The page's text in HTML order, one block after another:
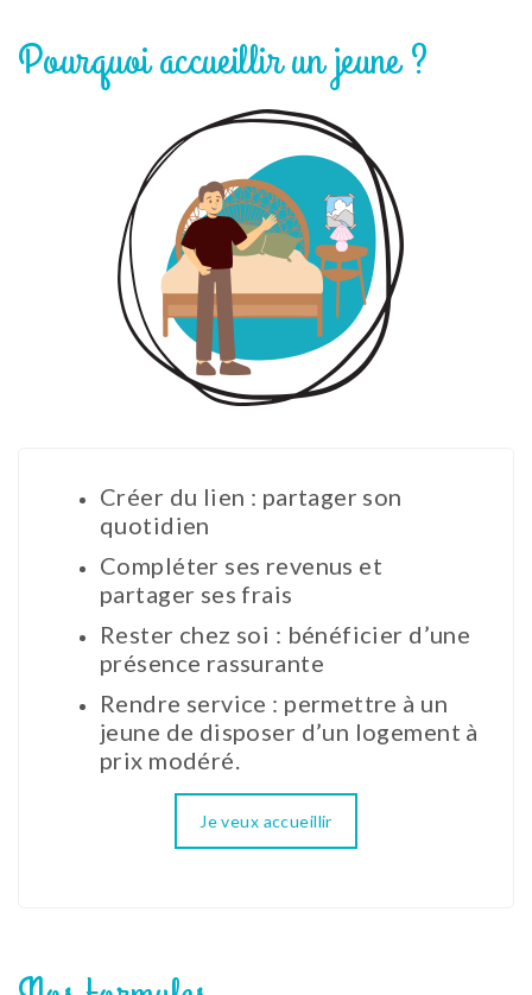
Pourquoi accueillir un jeune ?
Créer du lien : partager son
quotidien
Compléter ses revenus et
partager ses frais
Rester chez soi : bénéficier d’une
présence rassurante
Rendre service : permettre à un
jeune de disposer d’un logement à
prix modéré.
Je veux accueillir